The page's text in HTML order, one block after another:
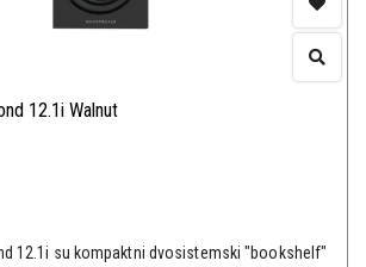
12.1i Walnut
12.1i su kompaktni dvosistemski "bookshelf"